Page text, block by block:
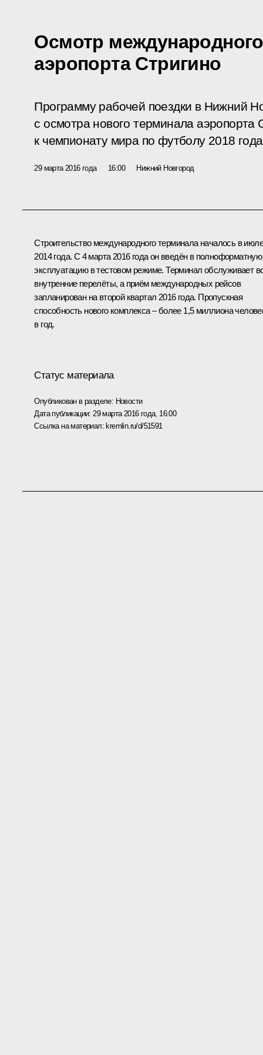
Осмотр
аэропорта Стригино
Программу рабочей поездки в Нижний
с осмотра нового терминала аэропорта
к чемпионату мира по футболу 2018
29 марта 2016 года 16:00 Нижний Новгород
Строительство международного терминала началось в июле
2014 года. С 4 марта 2016 года он введён в полноформатную
эксплуатацию в тестовом режиме. Терминал обслуживает
внутренние перелёты, а приём международных рейсов
запланирован на второй квартал 2016 года. Пропускная
способность нового комплекса – более 1,5 миллиона
в год.
Статус материала
Опубликован в разделе: Новости
Дата публикации: 29 марта 2016 года, 16:00
Ссылка на материал: kremlin.ru/d/51591